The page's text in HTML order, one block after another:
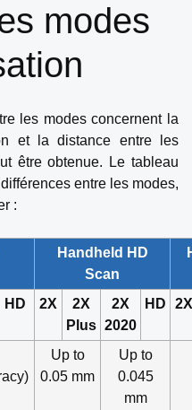
modes
les modes concernent la
et la distance entre les
être obtenue. Le tableau
entre les modes,
:
Handheld HD
Scan
HD 2X
2X
Plus
2X
2020
HD 2X
Up to
0.05 mm
Up to
0.045
mm